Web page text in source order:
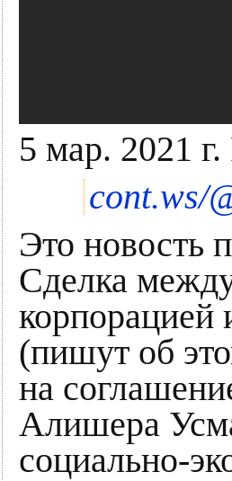
5 мар. 2021
cont.ws/
Это новость
Сделка
(пишут об
на
Алишера
социально-